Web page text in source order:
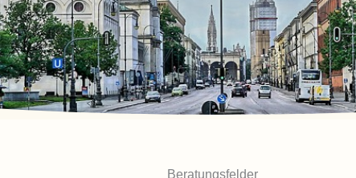
Beratungsfelder​